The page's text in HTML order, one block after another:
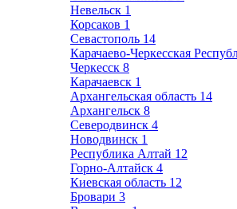
Невельск 1
Корсаков 1
Севастополь 14
Карачаево-Черкесская
Черкесск 8
Карачаевск 1
Архангельская область 14
Архангельск 8
Северодвинск 4
Новодвинск 1
Республика Алтай 12
Горно-Алтайск 4
Киевская область 12
Бровари 3